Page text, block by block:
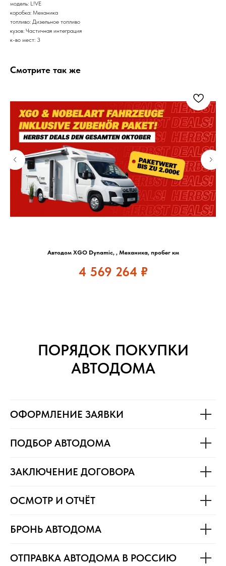
модель: L!VE
коробка: Механика
топливо: Дизельное топливо
кузов: Частичная интеграция
к-во мест: 3
Смотрите так же
Автодом XGO Dynamic, , Механика, пробег км
4 569 264 ₽
ПОРЯДОК ПОКУПКИ
АВТОДОМА
ОФОРМЛЕНИЕ ЗАЯВКИ
ПОДБОР АВТОДОМА
ЗАКЛЮЧЕНИЕ ДОГОВОРА
ОСМОТР И ОТЧЁТ
БРОНЬ АВТОДОМА
ОТПРАВКА АВТОДОМА В РОССИЮ